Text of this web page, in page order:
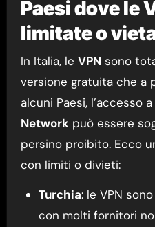
Paesi dove le
limitate o
In Italia, le VPNsono
versione gratuita che a
alcuni Paesi, l’accesso
Networkpuò essere
persino proibito. Ecco
con limiti o divieti:
Turchia: le VPN
con molti fornitori